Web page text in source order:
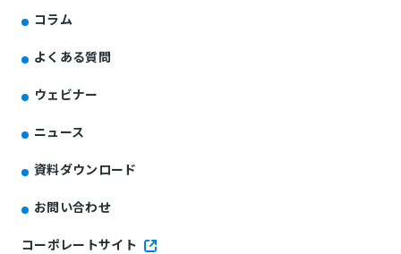
コラム
よくある質問
ウェビナー
ニュース
資料ダウンロード
お問い合わせ
コーポレートサイト